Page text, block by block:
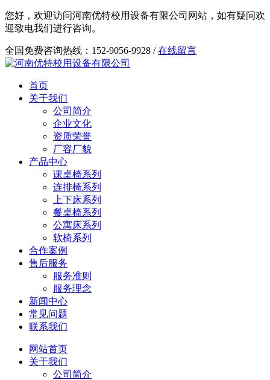
您好，欢迎访问河南优特校用设备有限公司网站，如有疑问欢
迎致电我们进行咨询。
全国免费咨询热线：152-9056-9928 /在线留言
首页
关于我们
公司简介
企业文化
资质荣誉
厂容厂貌
产品中心
课桌椅系列
连排椅系列
上下床系列
餐桌椅系列
公寓床系列
软椅系列
合作案例
售后服务
服务准则
服务理念
新闻中心
常见问题
联系我们
网站首页
关于我们
公司简介